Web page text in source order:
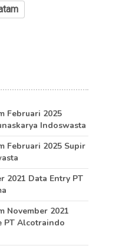
Februari 2025
Indoswasta
Februari 2025 Supir
2021 Data Entry PT
November 2021
PT Alcotraindo